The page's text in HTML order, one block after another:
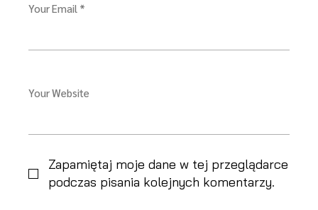
Your Email *
Your Website
Zapamiętaj moje dane w tej przeglądarce
podczas pisania kolejnych komentarzy.